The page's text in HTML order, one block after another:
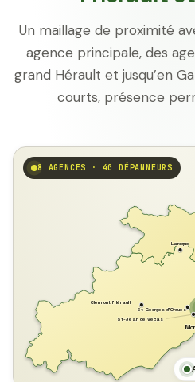
Un maillage de proximité
agence principale, des
grand Hérault et jusqu’en
courts, présence
Laroque
St-Georges d'Orques
Clermont l'Hérault
St-Jean de Védas
8 AGENCES · 40 DÉPANNEURS